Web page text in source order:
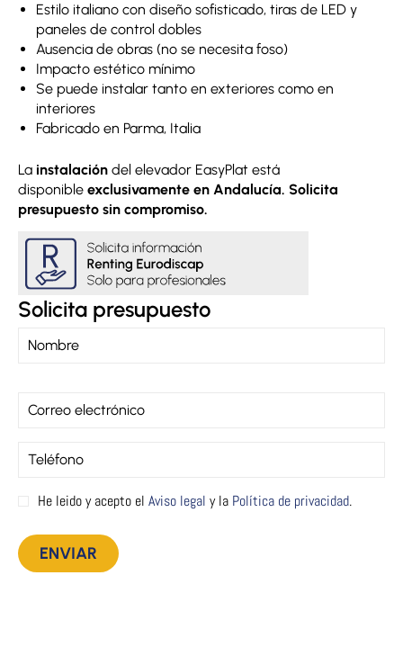
Estilo italiano con diseño sofisticado, tiras de LED y
paneles de control dobles
Ausencia de obras (no se necesita foso)
Impacto estético mínimo
Se puede instalar tanto en exteriores como en
interiores
Fabricado en Parma, Italia
La instalación del elevador EasyPlat está
disponible exclusivamente en Andalucía. Solicita
presupuesto sin compromiso.
Solicita presupuesto
He leido y acepto el Aviso legal y la Política de privacidad.